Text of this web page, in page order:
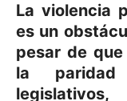
La violencia
es un
pesar de
la paridad